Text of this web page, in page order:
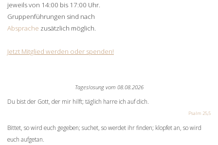
jeweils von 14:00 bis 17:00 Uhr.
Gruppenführungen sind nach
Absprache zusätzlich möglich.
Jetzt Mitglied werden oder spenden!
Tageslosung vom 08.08.2026
Du bist der Gott, der mir hilft; täglich harre ich auf dich.
Psalm 25,5
Bittet, so wird euch gegeben; suchet, so werdet ihr finden; klopfet an, so wird
euch aufgetan.